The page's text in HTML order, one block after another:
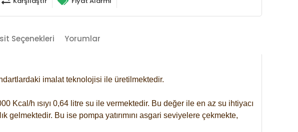
Seçenekleri Yorumlar
imalat teknolojisi ile üretilmektedir.
Kcal/h ısıyı 0,64 litre su ile vermektedir. Bu değer ile en az su ihtiyacı
gelmektedir. Bu ise pompa yatırımını asgari seviyelere çekmekte,